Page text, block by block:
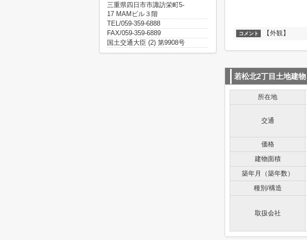
コメント 【外観】
若松北2丁目土地建物
所在地
交通
価格
建物面積
築年月（築年数）
種別/構造
取扱会社
三重県四日市市諏訪栄町5-
17 MAMビル３階
TEL/059-359-6888
FAX/059-359-6889
国土交通大臣 (2) 第9908号